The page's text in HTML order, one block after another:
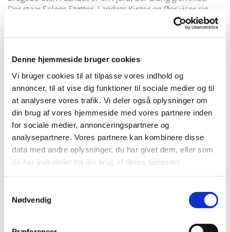
Denne hjemmeside bruger cookies
Vi bruger cookies til at tilpasse vores indhold og
annoncer, til at vise dig funktioner til sociale medier og til
at analysere vores trafik. Vi deler også oplysninger om
din brug af vores hjemmeside med vores partnere inden
for sociale medier, annonceringspartnere og
analysepartnere. Vores partnere kan kombinere disse
data med andre oplysninger, du har givet dem, eller som
de har indsamlet fra din brug af deres tjenester.
Nødvendig
Der staar Solens Støtter. Landets Kyster og Øer viser sig
med vidunderlig Ynde i Havet. Fjordene synger og
Sundene er som Porte ind til Overflødighedens Land. Her
med Havet i blaa Stemning. Det er den store Sommers
Land, Dødens Land.
I Felt a Funeral in My Brain
Emily Dickinson
I should not dare to leave my friend,
While I was gone — and I — too late —